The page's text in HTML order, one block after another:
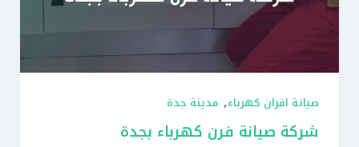
صيانة افران كهرباء, مدينة جدة
شركة صيانة فرن كهرباء بجدة